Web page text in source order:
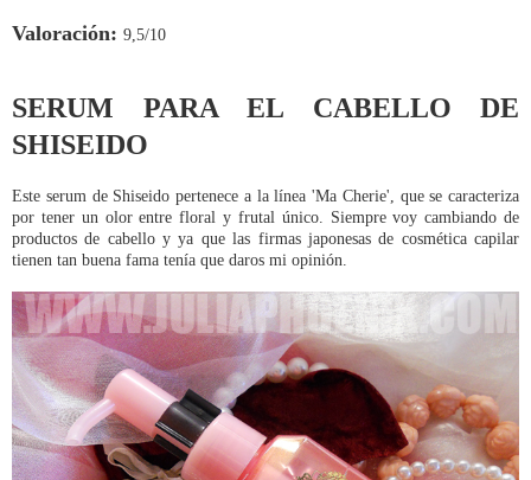
Valoración: 9,5/10
SERUM PARA EL CABELLO DE
SHISEIDO
Este serum de Shiseido pertenece a la línea 'Ma Cherie', que se caracteriza
por tener un olor entre floral y frutal único. Siempre voy cambiando de
productos de cabello y ya que las firmas japonesas de cosmética capilar
tienen tan buena fama tenía que daros mi opinión.